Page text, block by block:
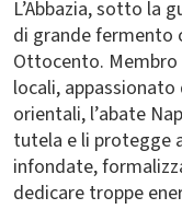
L’Abbazia, sotto la
di grande fermento
Ottocento.
locali, appassionato
orientali, l’abate
tutela e li protegge
infondate,
dedicare troppe